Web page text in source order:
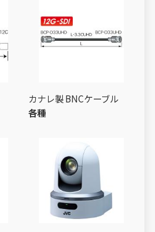
カナレ製 BNCケーブル
各種